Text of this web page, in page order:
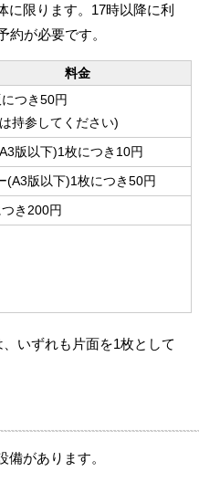
に限ります。17時以降に利
約が必要です。
料金
つき50円
持参してください)
版以下)1枚につき10円
(A3版以下)1枚につき50円
き200円
いずれも片面を1枚として
があります。